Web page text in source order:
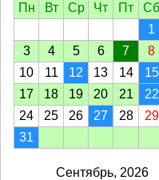
Пн
Вт Ср Чт Пт Сб
1
3
4 5 6 7 8
10
11 12 13 14 15
17
18 19 20 21 22
24
25 26 27 28 29
31
Сентябрь, 2026